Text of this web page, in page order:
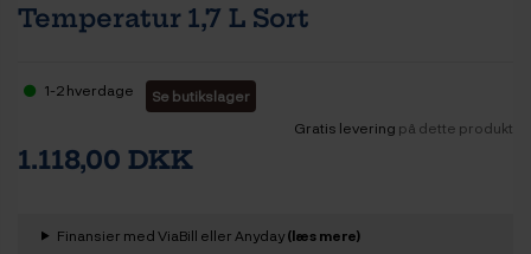
Temperatur 1,7 L Sort
1-2 hverdage
Se butikslager
Gratis levering på dette produkt
1.118,00 DKK
Finansier med ViaBill eller Anyday(læs mere)